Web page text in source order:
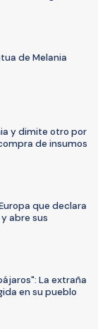
de Melania
y dimite otro por
de insumos
que declara
abre sus
La extraña
en su pueblo